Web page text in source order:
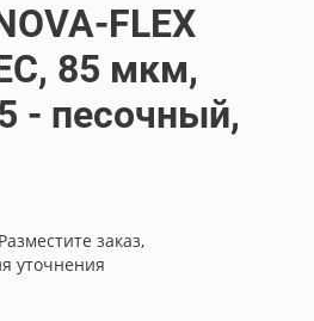
FLEX
85 мкм,
- песочный,
заказ,
уточнения